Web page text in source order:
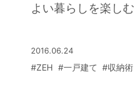
よい暮らしを楽しむ
2016.06.24
#ZEH #一戸建て #収納術